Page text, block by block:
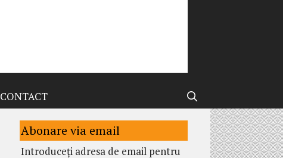
CONTACT
Abonare via email
Introduceți adresa de email pentru